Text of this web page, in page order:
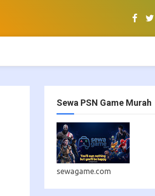
Sewa PSN Game Murah
sewagame.com